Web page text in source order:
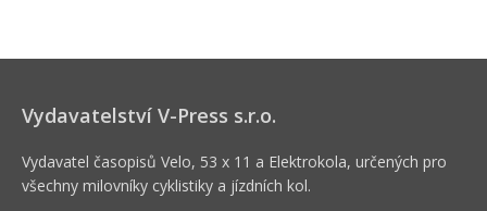
Vydavatelství V-Press s.r.o.
Vydavatel časopisů Velo, 53 x 11 a Elektrokola, určených pro
všechny milovníky cyklistiky a jízdních kol.